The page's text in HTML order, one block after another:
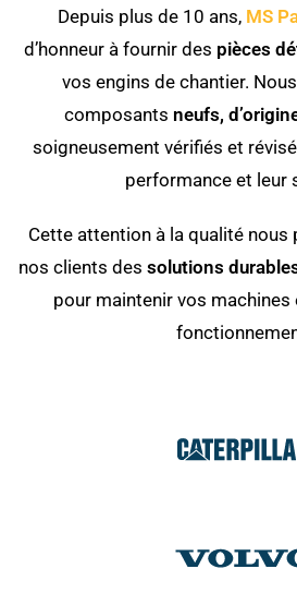
Depuis plus de 10 ans, MS
d’honneur à fournir des pièces
vos engins de chantier.
composants neufs,
soigneusement vérifiés et
performance et leur
Cette attention à la qualité nous
nos clients des solutions
pour maintenir vos